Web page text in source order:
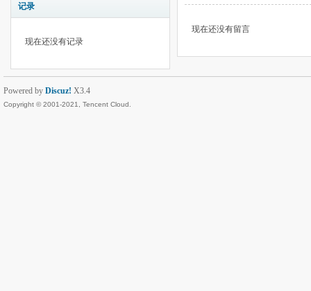
记录
现在还没有记录
现在还没有留言
Powered by Discuz! X3.4
Copyright © 2001-2021, Tencent Cloud.